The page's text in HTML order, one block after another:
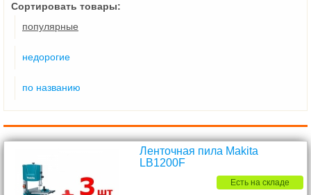
Сортировать товары:
популярные
недорогие
по названию
Ленточная пила Makita
LB1200F
Есть на складе